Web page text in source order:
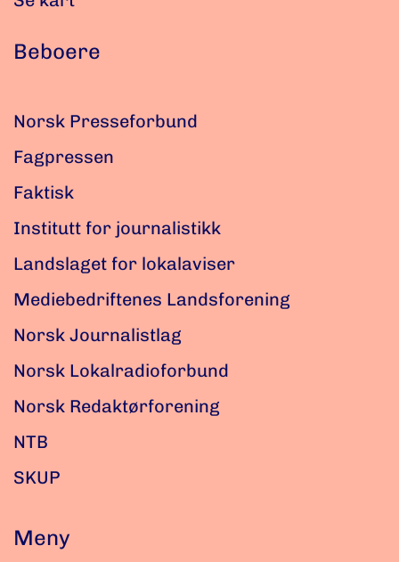
Beboere
Norsk Presseforbund
Fagpressen
Faktisk
Institutt for journalistikk
Landslaget for lokalaviser
Mediebedriftenes Landsforening
Norsk Journalistlag
Norsk Lokalradioforbund
Norsk Redaktørforening
NTB
SKUP
Meny